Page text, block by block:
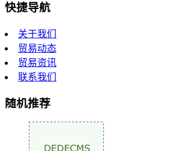
快捷导航
关于我们
贸易动态
贸易资讯
联系我们
随机推荐